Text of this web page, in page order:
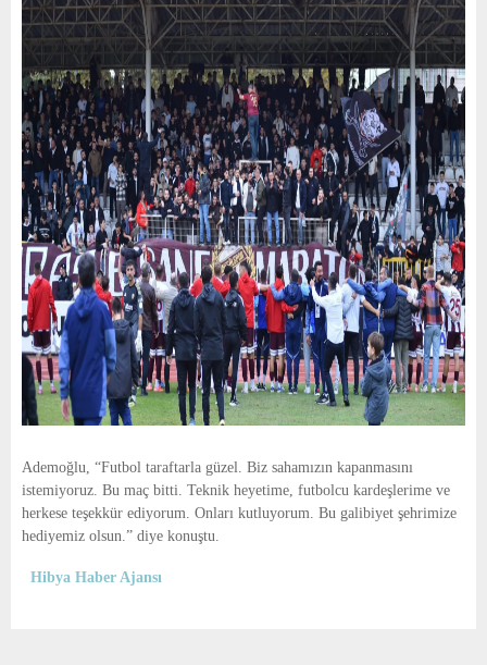
Ademoğlu, “Futbol taraftarla güzel. Biz sahamızın kapanmasını
istemiyoruz. Bu maç bitti. Teknik heyetime, futbolcu kardeşlerime ve
herkese teşekkür ediyorum. Onları kutluyorum. Bu galibiyet şehrimize
hediyemiz olsun.” diye konuştu.
Hibya Haber Ajansı